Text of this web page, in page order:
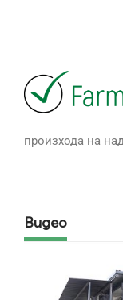
произхода на
Видео